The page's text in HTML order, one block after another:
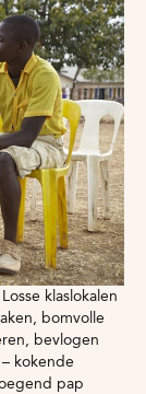
klaslokalen
bomvolle
bevlogen
kokende
pap